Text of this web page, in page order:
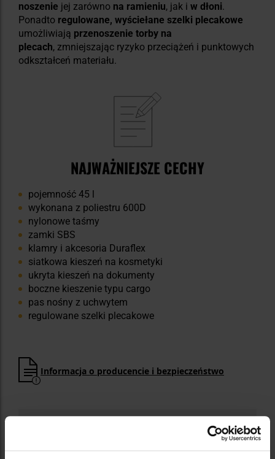
noszenie jej zarówno na ramieniu, jak i w dłoni.
Ponadto regulowane, wyściełane szelki plecakowe
umożliwiają przenoszenie torby na
plecach, zmniejszając ryzyko przeciążeń i punktowych
odkształceń materiału.
NAJWAŻNIEJSZE CECHY
pojemność 45 l
wykonana z poliestru 600D
nylonowe taśmy
zamki SBS
klamry i akcesoria Duraflex
siatkowa kieszeń na kosmetyki
ukryta kieszeń na dokumenty
boczne kieszenie typu cargo
pas nośny z uchwytem
regulowane szelki plecakowe
Informacja o producencie i bezpieczeństwo